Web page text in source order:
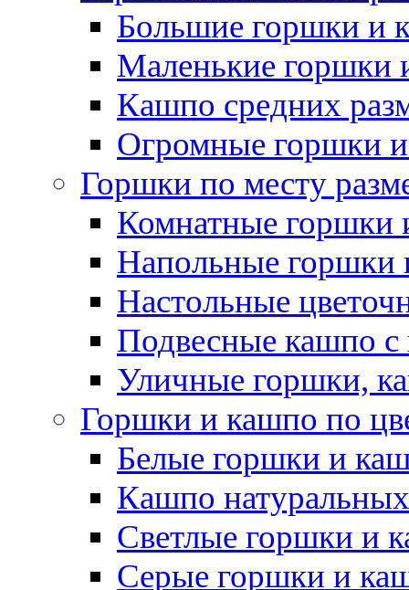
Большие горшки и
Маленькие горшки
Кашпо средних
Огромные горшки
Горшки по месту
Комнатные горшки
Напольные горшки
Настольные
Подвесные кашпо с
Уличные горшки,
Горшки и кашпо по
Белые горшки и
Кашпо
Светлые горшки и
Серые горшки и